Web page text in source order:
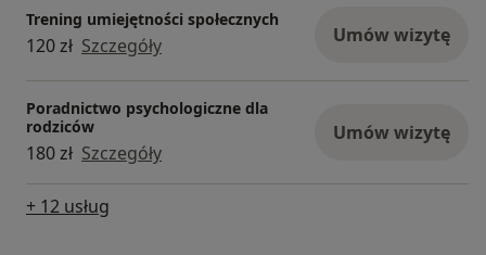
Trening umiejętności społecznych
120 zł Szczegóły Umów wizytę
Poradnictwo psychologiczne dla
rodziców
180 zł Szczegóły
Umów wizytę
+ 12 usług